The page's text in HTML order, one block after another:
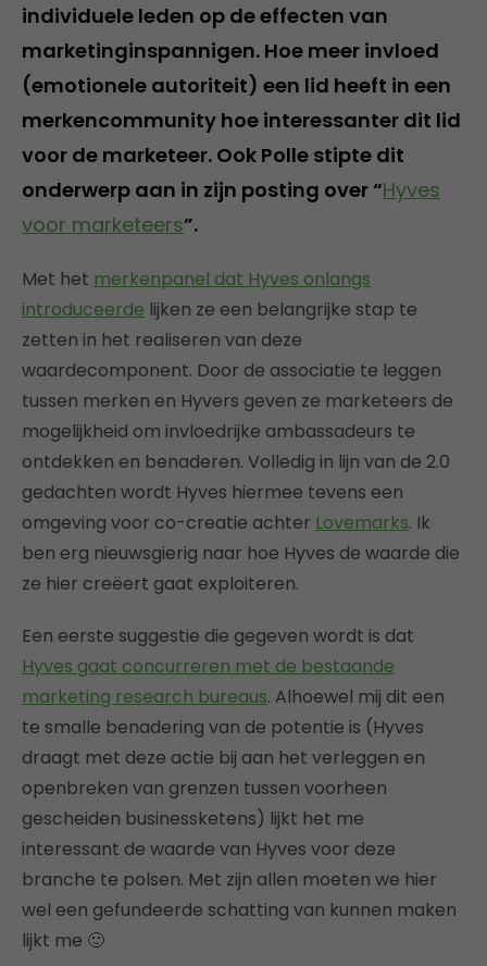
individuele leden op de effecten van
marketinginspannigen. Hoe meer invloed
(emotionele autoriteit) een lid heeft in een
merkencommunity hoe interessanter dit lid
voor de marketeer. Ook Polle stipte dit
onderwerp aan in zijn posting over “Hyves
voor marketeers”.
Met het merkenpanel dat Hyves onlangs
introduceerde lijken ze een belangrijke stap te
zetten in het realiseren van deze
waardecomponent. Door de associatie te leggen
tussen merken en Hyvers geven ze marketeers de
mogelijkheid om invloedrijke ambassadeurs te
ontdekken en benaderen. Volledig in lijn van de 2.0
gedachten wordt Hyves hiermee tevens een
omgeving voor co-creatie achter Lovemarks. Ik
ben erg nieuwsgierig naar hoe Hyves de waarde die
ze hier creëert gaat exploiteren.
Een eerste suggestie die gegeven wordt is dat
Hyves gaat concurreren met de bestaande
marketing research bureaus. Alhoewel mij dit een
te smalle benadering van de potentie is (Hyves
draagt met deze actie bij aan het verleggen en
openbreken van grenzen tussen voorheen
gescheiden businessketens) lijkt het me
interessant de waarde van Hyves voor deze
branche te polsen. Met zijn allen moeten we hier
wel een gefundeerde schatting van kunnen maken
lijkt me 🙂